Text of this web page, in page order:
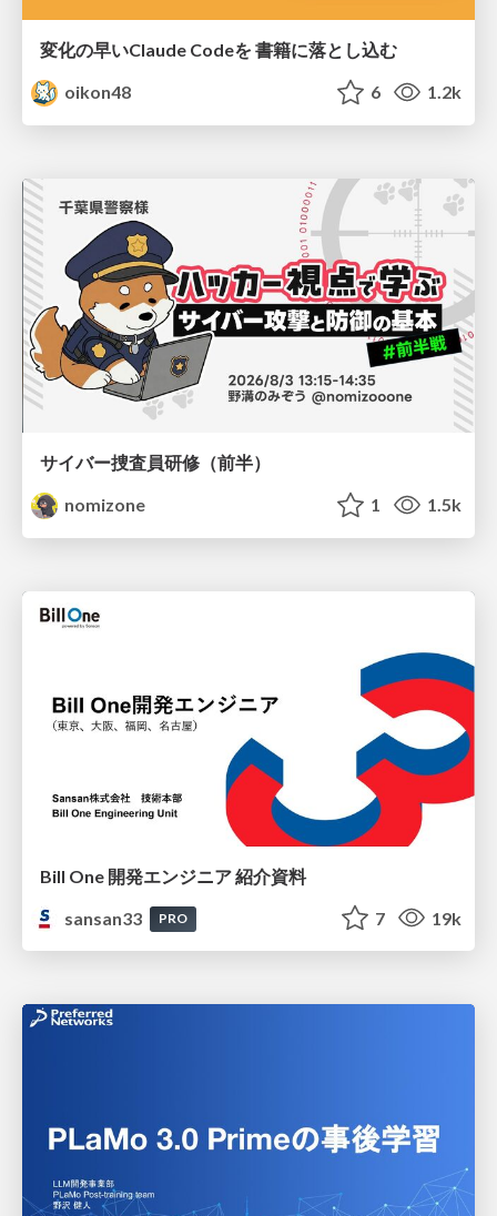
変化の早いClaude Codeを 書籍に落とし込む
oikon48
6 1.2k
サイバー捜査員研修（前半）
nomizone
1 1.5k
Bill One 開発エンジニア 紹介資料
sansan33
PRO 7 19k